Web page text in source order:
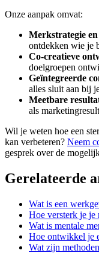
Onze aanpak omvat:
Merkstrategie
ontdekken wie je
Co-creatieve
doelgroepen
Geïntegreerde
alles sluit aan bij
Meetbare
als
Wil je weten hoe een
kan verbeteren? Neem
gesprek over de
Gerelateerde
Wat is een
Hoe versterk je je
Wat is mentale
Hoe ontwikkel je
Wat zijn